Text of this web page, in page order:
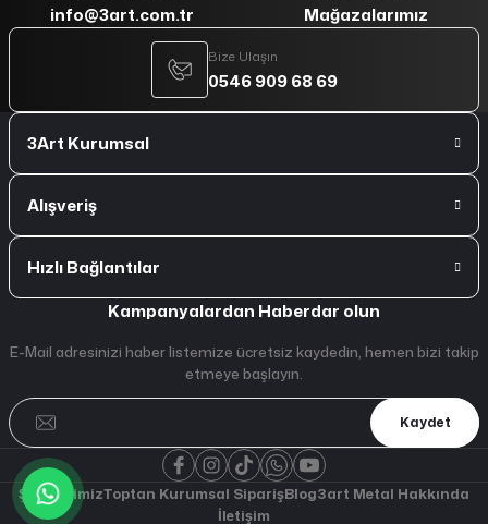
info@3art.com.tr Mağazalarımız
Bize Ulaşın
0546 909 68 69
3Art Kurumsal
Alışveriş
Hızlı Bağlantılar
Kampanyalardan Haberdar olun
E-Mail adresinizi haber listemize ücretsiz kaydedin, hemen bizi takip
etmeye başlayın.
Kaydet
ŞubelerimizToptan Kurumsal SiparişBlog3art Metal Hakkında
İletişim